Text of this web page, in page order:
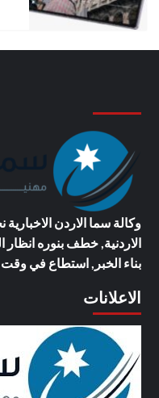
وكالة سما الاردن الاخبارية
الاردنية, خطف بنوره انظار
بناء الخبر, استطاع في وقت
الاعلانات